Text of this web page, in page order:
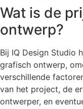
Wat is de
ontwerp?
Bij IQ Design Studio
grafisch ontwerp,
verschillende
van het project, de
ontwerper, en